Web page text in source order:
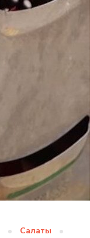
Салаты